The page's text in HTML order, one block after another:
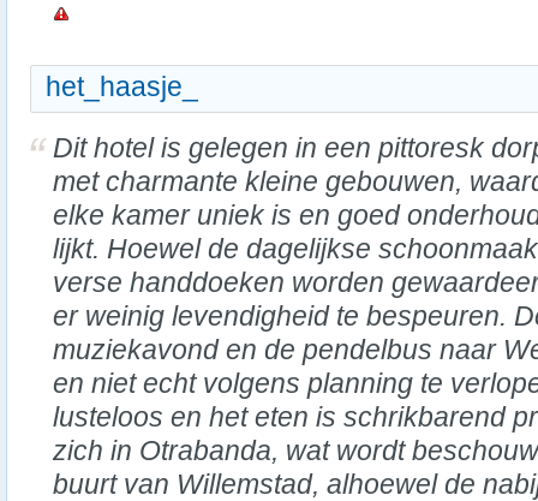
het_haasje_
Dit hotel is gelegen in een pittoresk
met charmante kleine gebouwen,
elke kamer uniek is en goed
lijkt. Hoewel de dagelijkse
verse handdoeken worden
er weinig levendigheid te bespeuren.
muziekavond en de pendelbus naar
en niet echt volgens planning te
lusteloos en het eten is schrikbarend
zich in Otrabanda, wat wordt
buurt van Willemstad, alhoewel de